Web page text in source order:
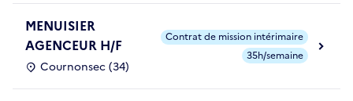
MENUISIER
AGENCEUR H/F
Cournonsec (34)
Contrat de mission intérimaire
35h/semaine